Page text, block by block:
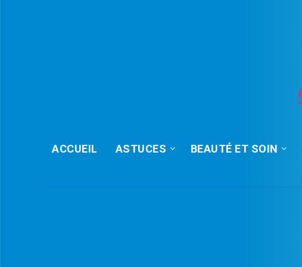
ACCUEIL ASTUCES BEAUTÉ ET SOIN